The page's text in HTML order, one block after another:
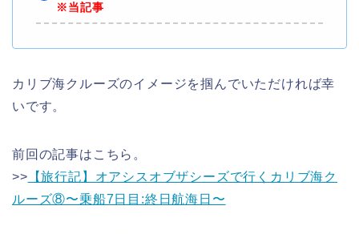
※当記事
カリブ海クルーズのイメージを掴んでいただければ幸
いです。
前回の記事はこちら。
>> 【旅行記】オアシスオブザシーズで行くカリブ海ク
ルーズ⑧〜乗船7日目:終日航海日〜